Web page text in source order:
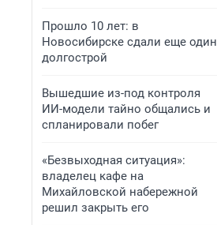
Прошло 10 лет: в
Новосибирске сдали еще один
долгострой
Вышедшие из-под контроля
ИИ-модели тайно общались и
спланировали побег
«Безвыходная ситуация»:
владелец кафе на
Михайловской набережной
решил закрыть его